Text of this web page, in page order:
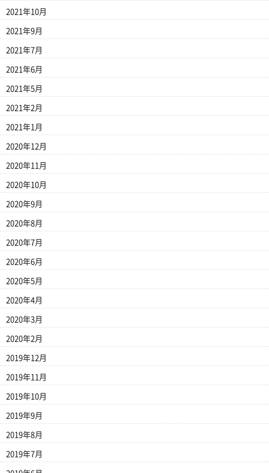
2021年10月
2021年9月
2021年7月
2021年6月
2021年5月
2021年2月
2021年1月
2020年12月
2020年11月
2020年10月
2020年9月
2020年8月
2020年7月
2020年6月
2020年5月
2020年4月
2020年3月
2020年2月
2019年12月
2019年11月
2019年10月
2019年9月
2019年8月
2019年7月